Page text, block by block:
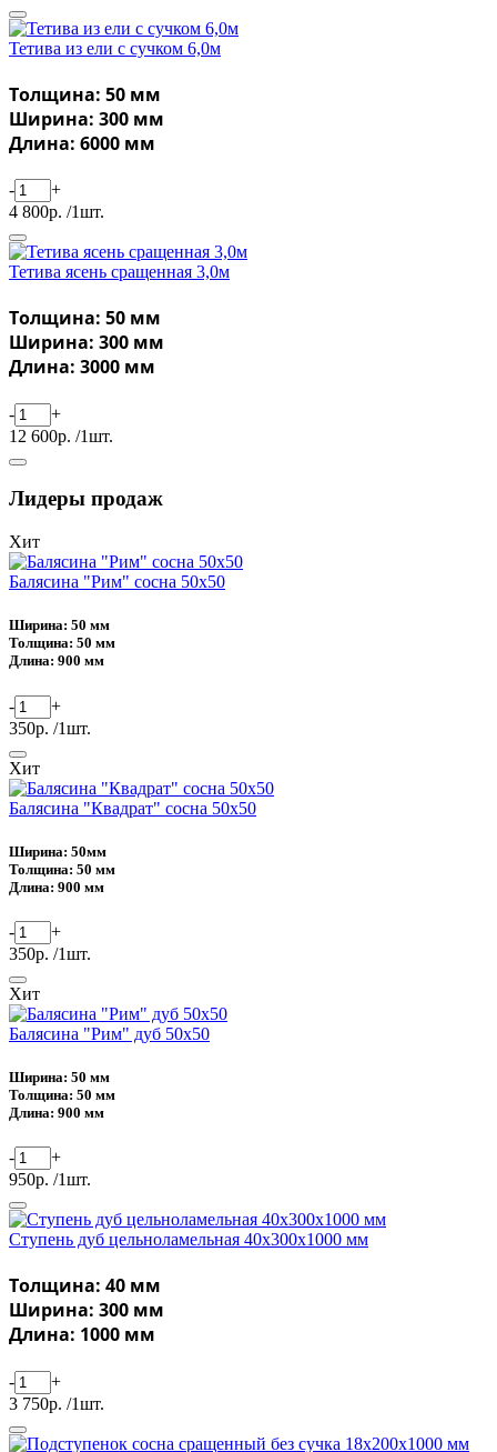
Тетива из ели с сучком 6,0м
Толщина: 50 мм
Ширина: 300 мм
Длина: 6000 мм
-
+
4 800р. /1шт.
Тетива ясень сращенная 3,0м
Толщина: 50 мм
Ширина: 300 мм
Длина: 3000 мм
-
+
12 600р. /1шт.
Лидеры продаж
Хит
Балясина "Рим" сосна 50х50
Ширина: 50 мм
Толщина: 50 мм
Длина: 900 мм
-
+
350р. /1шт.
Хит
Балясина "Квадрат" сосна 50х50
Ширина: 50мм
Толщина: 50 мм
Длина: 900 мм
-
+
350р. /1шт.
Хит
Балясина "Рим" дуб 50х50
Ширина: 50 мм
Толщина: 50 мм
Длина: 900 мм
-
+
950р. /1шт.
Ступень дуб цельноламельная 40х300х1000 мм
Толщина: 40 мм
Ширина: 300 мм
Длина: 1000 мм
-
+
3 750р. /1шт.